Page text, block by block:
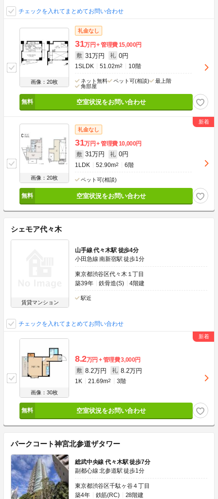
チェックを入れてまとめてお問い合わせ
画像：20枚
礼金なし
31万円 管理費15,000円
敷 31万円 礼 0円
1SLDK 51.02m2 10階
ネット無料 ペット可(相談)
最上階
角部屋
空室状況をお問い合わせ
画像：20枚
礼金なし
31万円 管理費10,000円
敷 31万円 礼 0円
1LDK 52.90m2 6階
ペット可(相談)
空室状況をお問い合わせ
シェモア代々木
賃貸マンション
山手線 代々木駅 徒歩4分
小田急線 南新宿駅 徒歩1分
東京都渋谷区代々木１丁目
築39年
鉄骨造(S) 4階建
駅近
チェックを入れてまとめてお問い合わせ
画像：30枚
8.2万円 管理費3,000円
敷 8.2万円 礼 8.2万円
1K 21.69m2 3階
空室状況をお問い合わせ
パークコート神宮北参道ザタワー
総武中央線 代々木駅 徒歩7分
副都心線 北参道駅 徒歩1分
東京都渋谷区千駄ヶ谷４丁目
築4年
鉄筋(RC) 28階建